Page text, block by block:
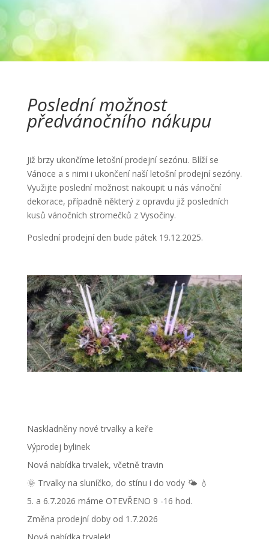
Poslední možnost
předvánočního nákupu
Již brzy ukončíme letošní prodejní sezónu. Blíží se
Vánoce a s nimi i ukončení naší letošní prodejní sezóny.
Využijte poslední možnost nakoupit u nás vánoční
dekorace, případně některý z opravdu již posledních
kusů vánočních stromečků z Vysočiny.
Poslední prodejní den bude pátek 19.12.2025.
Naskladněny nové trvalky a keře
Výprodej bylinek
Nová nabídka trvalek, včetně travin
🌞 Trvalky na sluníčko, do stínu i do vody 🌤 💧
5. a 6.7.2026 máme OTEVŘENO 9 -16 hod.
Změna prodejní doby od 1.7.2026